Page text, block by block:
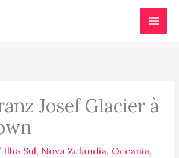
Josef Glacier à
Ilha Sul, Nova Zelandia, Oceania,